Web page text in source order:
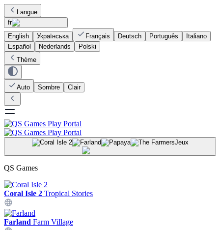
Langue
fr
English
Українська Français Deutsch Português
Italiano
Español
Nederlands
Polski
Thème
Auto Sombre Clair
Jeux
QS Games
Coral Isle 2 Tropical Stories
Farland Farm Village